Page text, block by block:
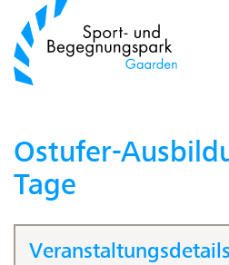
Ostufer-
Tage
Veranstaltungsdetails